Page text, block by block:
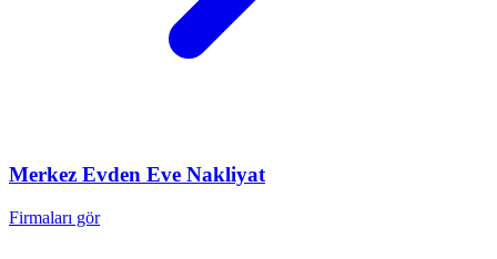
Merkez Evden Eve Nakliyat
Firmaları gör